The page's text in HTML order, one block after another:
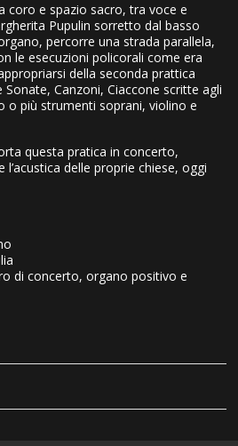
coro e spazio sacro, tra voce e
Pupulin sorretto dal basso
percorre una strada parallela,
le esecuzioni policorali come era
della seconda prattica
Canzoni, Ciaccone scritte agli
o più strumenti soprani, violino e
questa pratica in concerto,
delle proprie chiese, oggi
di concerto, organo positivo e